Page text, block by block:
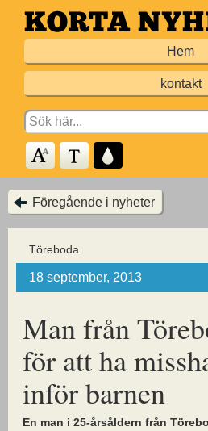
Hoppa
till
Hem
kontakt
Search
for:
Föregående i nyheter
Töreboda
18 september, 2013
Man från
för att ha
inför barnen
En man i 25-årsåldern från